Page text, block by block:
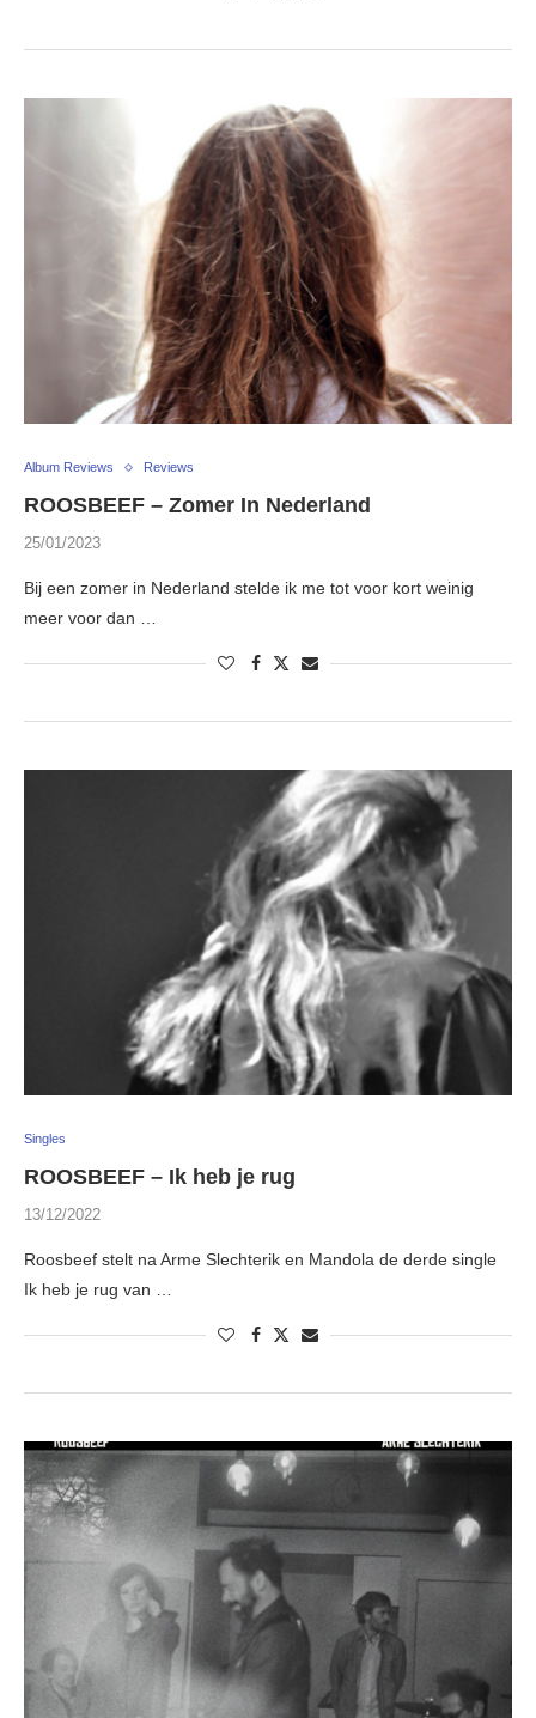
Album Reviews Reviews
ROOSBEEF – Zomer In Nederland
25/01/2023
Bij een zomer in Nederland stelde ik me tot voor kort weinig
meer voor dan …
Singles
ROOSBEEF – Ik heb je rug
13/12/2022
Roosbeef stelt na Arme Slechterik en Mandola de derde single
Ik heb je rug van …